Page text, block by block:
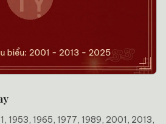
1953, 1965, 1977, 1989, 2001, 2013,